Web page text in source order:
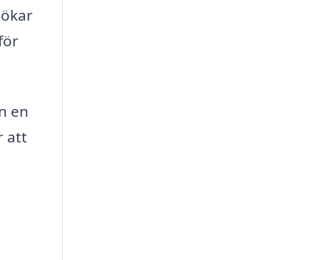
en
att